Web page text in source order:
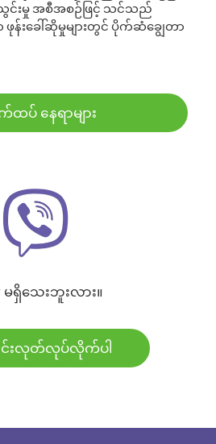
င်းမှု အစီအစဉ်ဖြင့် သင်သည်
ဖုန်းခေါ်ဆိုမှုများတွင် ပိုက်ဆံချွေတာ
ထပ် နေရာများ
မရှိသေးဘူးလား။
င်းလုတ်လုပ်လိုက်ပါ